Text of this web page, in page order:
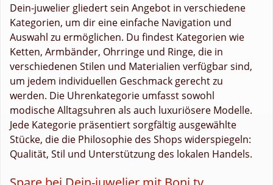
Dein-juwelier gliedert sein Angebot in verschiedene
Kategorien, um dir eine einfache Navigation und
Auswahl zu ermöglichen. Du findest Kategorien wie
Ketten, Armbänder, Ohrringe und Ringe, die in
verschiedenen Stilen und Materialien verfügbar sind,
um jedem individuellen Geschmack gerecht zu
werden. Die Uhrenkategorie umfasst sowohl
modische Alltagsuhren als auch luxuriösere Modelle.
Jede Kategorie präsentiert sorgfältig ausgewählte
Stücke, die die Philosophie des Shops widerspiegeln:
Qualität, Stil und Unterstützung des lokalen Handels.